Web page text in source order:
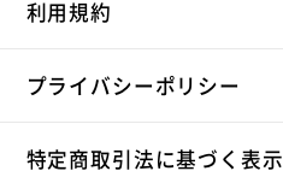
利用規約
プライバシーポリシー
特定商取引法に基づく表示